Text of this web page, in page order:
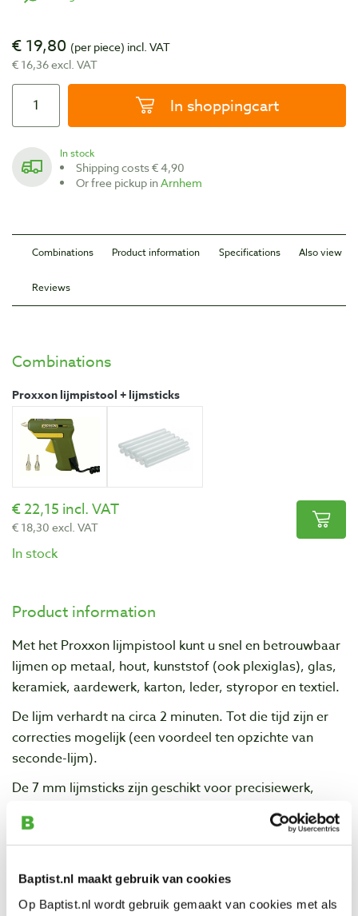
Baptist.nl maakt gebruik van cookies
Op Baptist.nl wordt gebruik gemaakt van cookies met als
€ 19,80 (per piece) incl. VAT
€ 16,36 excl. VAT
In shoppingcart
In stock
Shipping costs € 4,90
Or free pickup inArnhem
Combinations Product information Specifications Also view
Reviews
Combinations
Proxxon lijmpistool + lijmsticks
22,15 incl. VAT
18,30 excl. VAT
In stock
Product information
Met het Proxxon lijmpistool kunt u snel en betrouwbaar
lijmen op metaal, hout, kunststof (ook plexiglas), glas,
keramiek, aardewerk, karton, leder, styropor en textiel.
De lijm verhardt na circa 2 minuten. Tot die tijd zijn er
correcties mogelijk (een voordeel ten opzichte van
seconde-lijm).
De 7 mm lijmsticks zijn geschikt voor precisiewerk,
zoals modelbouw en het maken of repareren van
speelgoed of sieraden.
Specifications